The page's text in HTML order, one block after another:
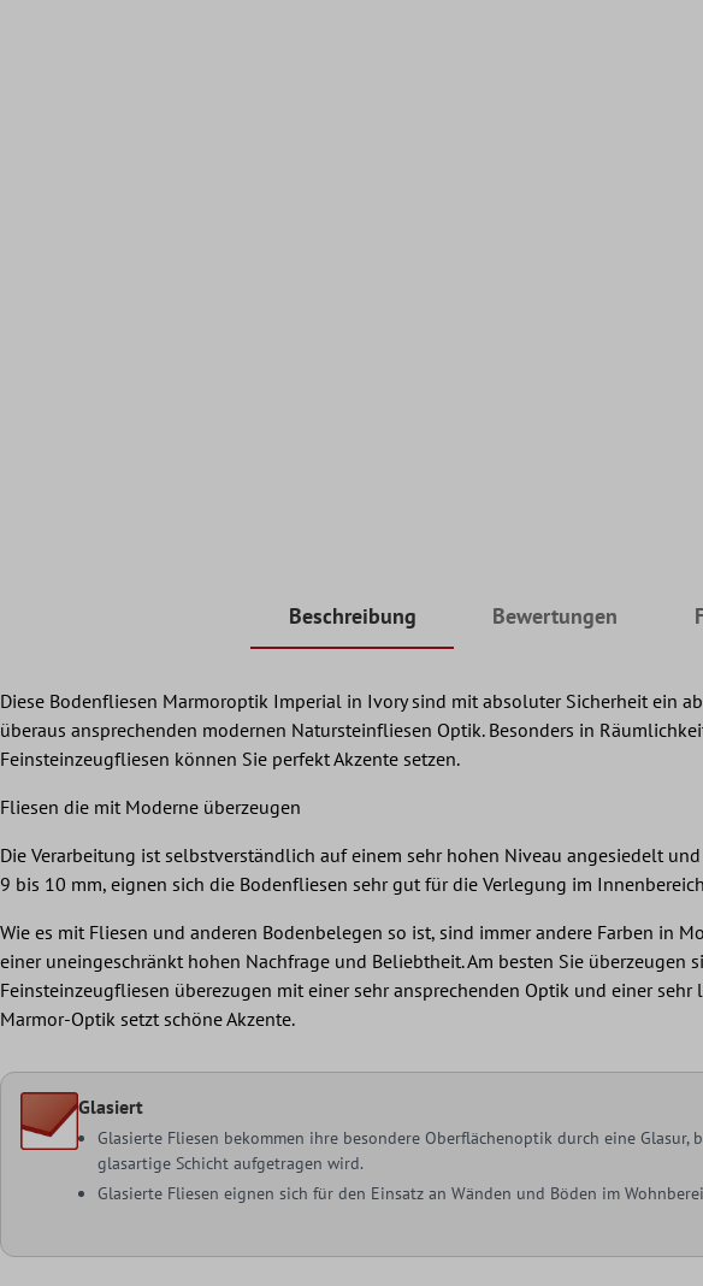
Beschreibung Bewertungen
Diese Bodenfliesen Marmoroptik Imperial in Ivory sind mit absoluter Sicherheit ein
überaus ansprechenden modernen Natursteinfliesen Optik. Besonders in
Feinsteinzeugfliesen können Sie perfekt Akzente setzen.
Fliesen die mit Moderne überzeugen
Die Verarbeitung ist selbstverständlich auf einem sehr hohen Niveau angesiedelt
9 bis 10 mm, eignen sich die Bodenfliesen sehr gut für die Verlegung im
Wie es mit Fliesen und anderen Bodenbelegen so ist, sind immer andere Farben in
einer uneingeschränkt hohen Nachfrage und Beliebtheit. Am besten Sie
Feinsteinzeugfliesen überezugen mit einer sehr ansprechenden Optik und einer
Marmor-Optik setzt schöne Akzente.
Glasiert
Glasierte Fliesen bekommen ihre besondere Oberflächenoptik durch eine Glasur,
glasartige Schicht aufgetragen wird.
Glasierte Fliesen eignen sich für den Einsatz an Wänden und Böden im